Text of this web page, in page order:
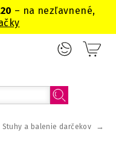
– na nezľavnené,
Stuhy a balenie darčekov →